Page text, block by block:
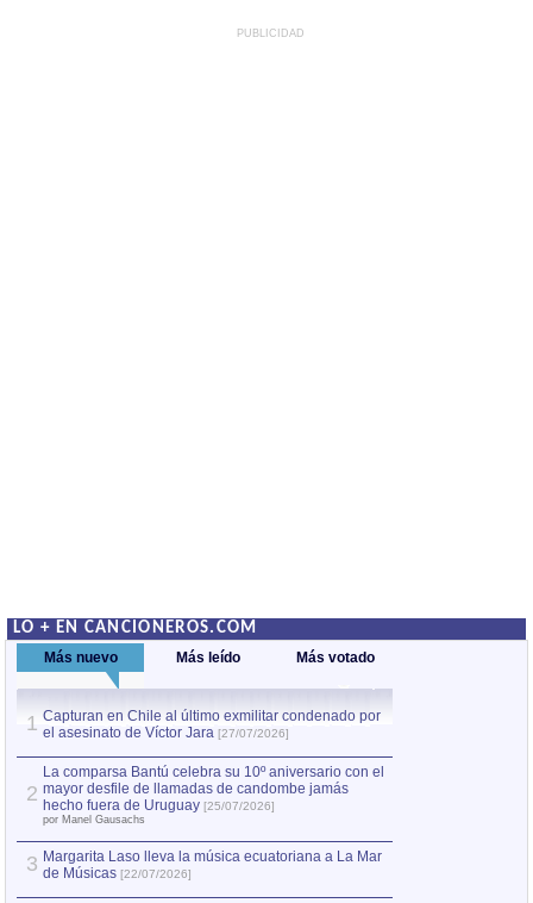
PUBLICIDAD
LO + EN CANCIONEROS.COM
Más nuevo Más leído Más votado
1 Capturan en Chile al último exmilitar condenado por
el asesinato de Víctor Jara [27/07/2026]
2
La comparsa Bantú celebra su 10º aniversario con el
mayor desfile de llamadas de candombe jamás
hecho fuera de Uruguay [25/07/2026]
por Manel Gausachs
3 Margarita Laso lleva la música ecuatoriana a La Mar
de Músicas [22/07/2026]